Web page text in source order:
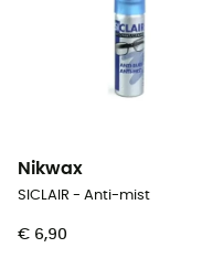
Nikwax
SICLAIR - Anti-mist
€ 6,90